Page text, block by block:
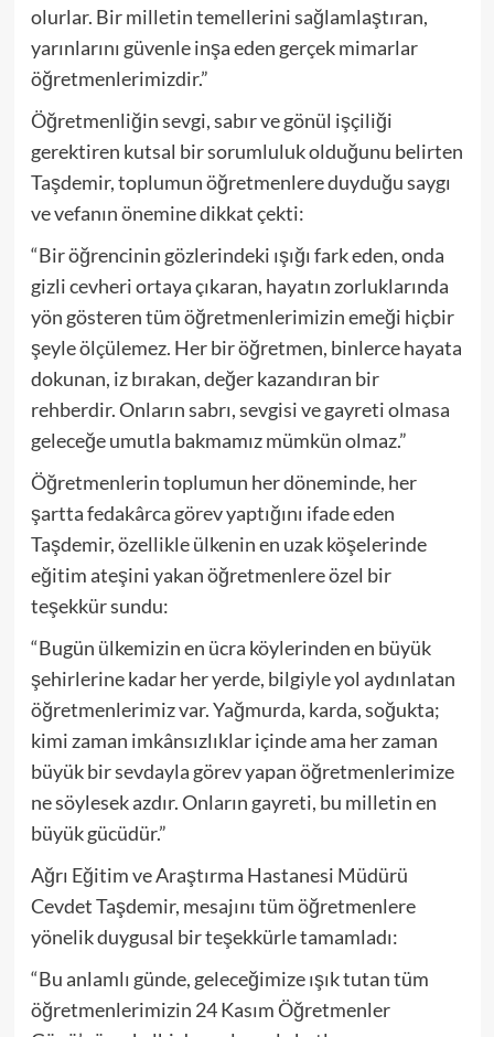
olurlar. Bir milletin temellerini sağlamlaştıran,
yarınlarını güvenle inşa eden gerçek mimarlar
öğretmenlerimizdir.”
Öğretmenliğin sevgi, sabır ve gönül işçiliği
gerektiren kutsal bir sorumluluk olduğunu belirten
Taşdemir, toplumun öğretmenlere duyduğu saygı
ve vefanın önemine dikkat çekti:
“Bir öğrencinin gözlerindeki ışığı fark eden, onda
gizli cevheri ortaya çıkaran, hayatın zorluklarında
yön gösteren tüm öğretmenlerimizin emeği hiçbir
şeyle ölçülemez. Her bir öğretmen, binlerce hayata
dokunan, iz bırakan, değer kazandıran bir
rehberdir. Onların sabrı, sevgisi ve gayreti olmasa
geleceğe umutla bakmamız mümkün olmaz.”
Öğretmenlerin toplumun her döneminde, her
şartta fedakârca görev yaptığını ifade eden
Taşdemir, özellikle ülkenin en uzak köşelerinde
eğitim ateşini yakan öğretmenlere özel bir
teşekkür sundu:
“Bugün ülkemizin en ücra köylerinden en büyük
şehirlerine kadar her yerde, bilgiyle yol aydınlatan
öğretmenlerimiz var. Yağmurda, karda, soğukta;
kimi zaman imkânsızlıklar içinde ama her zaman
büyük bir sevdayla görev yapan öğretmenlerimize
ne söylesek azdır. Onların gayreti, bu milletin en
büyük gücüdür.”
Ağrı Eğitim ve Araştırma Hastanesi Müdürü
Cevdet Taşdemir, mesajını tüm öğretmenlere
yönelik duygusal bir teşekkürle tamamladı:
“Bu anlamlı günde, geleceğimize ışık tutan tüm
öğretmenlerimizin 24 Kasım Öğretmenler